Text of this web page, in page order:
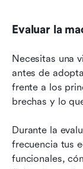
Evaluar la
Necesitas una
antes de
frente a los
brechas y lo
Durante la
frecuencia tus
funcionales,